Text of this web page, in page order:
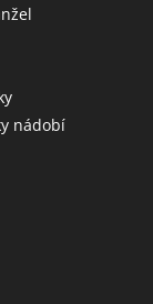
nádobí